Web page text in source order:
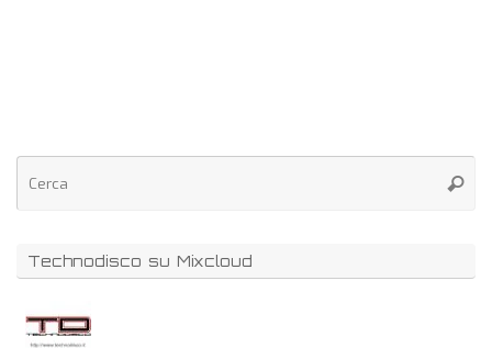
Technodisco su Mixcloud